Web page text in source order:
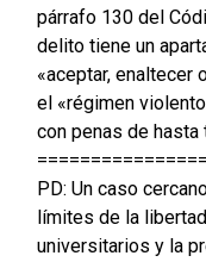
párrafo 130 del
delito tiene un
«aceptar, enaltecer
el «régimen
con penas de
PD: Un caso
límites de la
universitarios y la